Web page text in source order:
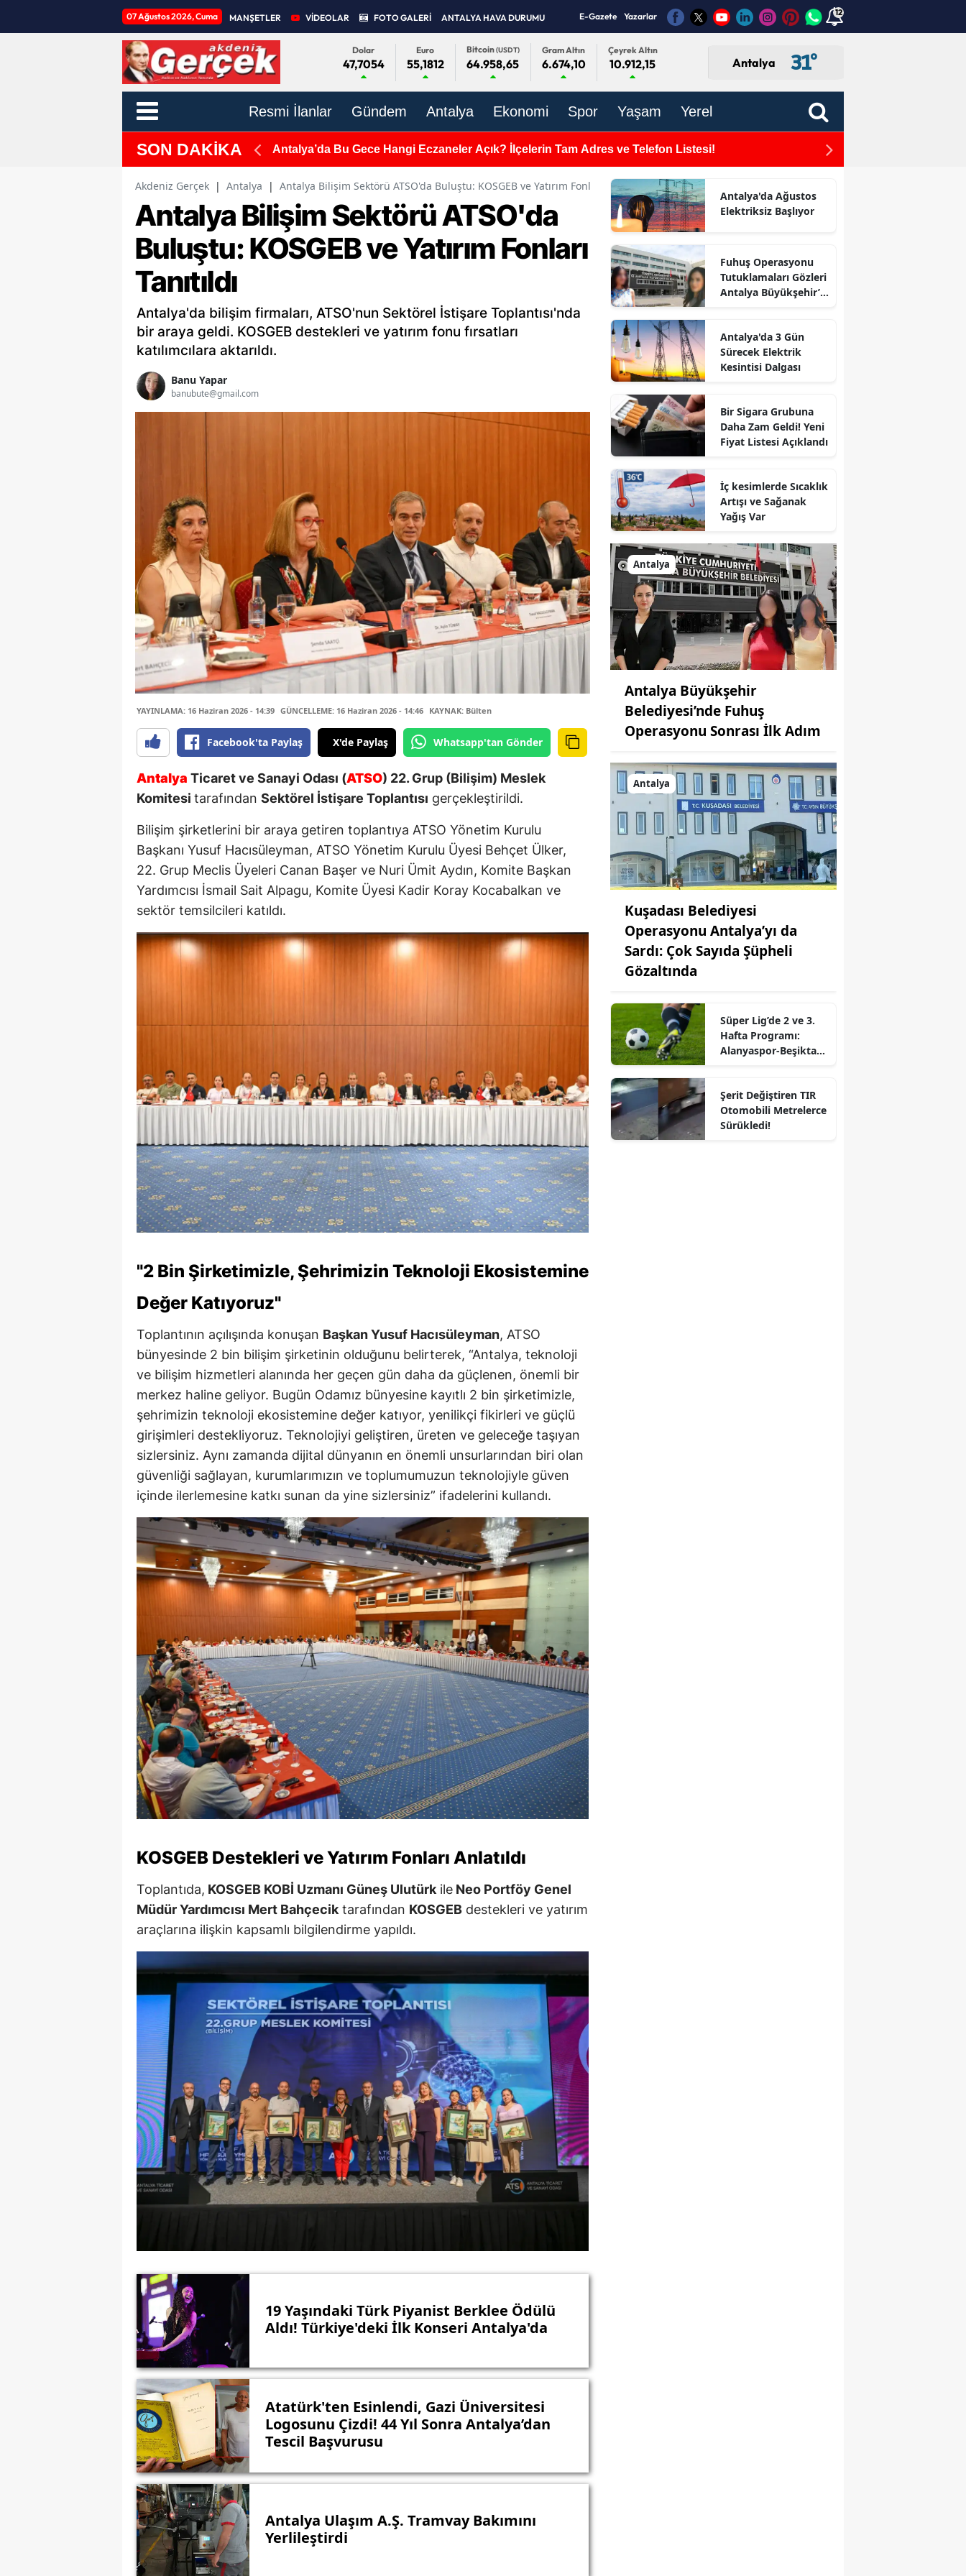
07 Ağustos 2026, Cuma MANŞETLER VİDEOLAR FOTO GALERİ ANTALYA HAVA DURUMU E-Gazete Yazarlar 12
Dolar
47,7054
Euro
55,1812
Bitcoin(USDT)
64.958,65
Gram Altın
6.674,10
Çeyrek Altın
10.912,15 Antalya 31°
Resmi İlanlar Gündem Antalya Ekonomi Spor Yaşam Yerel
SON DAKİKA Antalya’da Bu Gece Hangi Eczaneler Açık? İlçelerin Tam Adres ve Telefon Listesi! Antalya Büyükşehir
Akdeniz Gerçek | Antalya | Antalya Bilişim Sektörü ATSO'da Buluştu: KOSGEB ve Yatırım Fonları Tanıtıldı
Antalya Bilişim Sektörü ATSO'da
Buluştu: KOSGEB ve Yatırım Fonları
Tanıtıldı
Antalya'da bilişim firmaları, ATSO'nun Sektörel İstişare Toplantısı'nda
bir araya geldi. KOSGEB destekleri ve yatırım fonu fırsatları
katılımcılara aktarıldı.
Banu Yapar
banubute@gmail.com
YAYINLAMA: 16 Haziran 2026 - 14:39 GÜNCELLEME: 16 Haziran 2026 - 14:46 KAYNAK: Bülten
Facebook'ta Paylaş X'de Paylaş Whatsapp'tan Gönder
Antalya Ticaret ve Sanayi Odası (ATSO) 22. Grup (Bilişim) Meslek
Komitesi tarafından Sektörel İstişare Toplantısı gerçekleştirildi.
Bilişim şirketlerini bir araya getiren toplantıya ATSO Yönetim Kurulu
Başkanı Yusuf Hacısüleyman, ATSO Yönetim Kurulu Üyesi Behçet Ülker,
22. Grup Meclis Üyeleri Canan Başer ve Nuri Ümit Aydın, Komite Başkan
Yardımcısı İsmail Sait Alpagu, Komite Üyesi Kadir Koray Kocabalkan ve
sektör temsilcileri katıldı.
"2 Bin Şirketimizle, Şehrimizin Teknoloji Ekosistemine
Değer Katıyoruz"
Toplantının açılışında konuşan Başkan Yusuf Hacısüleyman, ATSO
bünyesinde 2 bin bilişim şirketinin olduğunu belirterek, “Antalya, teknoloji
ve bilişim hizmetleri alanında her geçen gün daha da güçlenen, önemli bir
merkez haline geliyor. Bugün Odamız bünyesine kayıtlı 2 bin şirketimizle,
şehrimizin teknoloji ekosistemine değer katıyor, yenilikçi fikirleri ve güçlü
girişimleri destekliyoruz. Teknolojiyi geliştiren, üreten ve geleceğe taşıyan
sizlersiniz. Aynı zamanda dijital dünyanın en önemli unsurlarından biri olan
güvenliği sağlayan, kurumlarımızın ve toplumumuzun teknolojiyle güven
içinde ilerlemesine katkı sunan da yine sizlersiniz” ifadelerini kullandı.
KOSGEB Destekleri ve Yatırım Fonları Anlatıldı
Toplantıda, KOSGEB KOBİ Uzmanı Güneş Ulutürk ile Neo Portföy Genel
Müdür Yardımcısı Mert Bahçecik tarafından KOSGEB destekleri ve yatırım
araçlarına ilişkin kapsamlı bilgilendirme yapıldı.
19 Yaşındaki Türk Piyanist Berklee Ödülü
Aldı! Türkiye'deki İlk Konseri Antalya'da
Atatürk'ten Esinlendi, Gazi Üniversitesi
Logosunu Çizdi! 44 Yıl Sonra Antalya’dan
Tescil Başvurusu
Antalya Ulaşım A.Ş. Tramvay Bakımını
Yerlileştirdi
Antalya'da Ağustos
Elektriksiz Başlıyor
Fuhuş Operasyonu
Tutuklamaları Gözleri
Antalya Büyükşehir’e
Antalya'da 3 Gün
Sürecek Elektrik
Kesintisi Dalgası
Bir Sigara Grubuna
Daha Zam Geldi! Yeni
Fiyat Listesi Açıklandı
İç kesimlerde Sıcaklık
Artışı ve Sağanak
Yağış Var
Antalya
Antalya Büyükşehir
Belediyesi’nde Fuhuş
Operasyonu Sonrası İlk Adım
Antalya
Kuşadası Belediyesi
Operasyonu Antalya’yı da
Sardı: Çok Sayıda Şüpheli
Gözaltında
Süper Lig’de 2 ve 3.
Hafta Programı:
Alanyaspor-Beşiktaş
Şerit Değiştiren TIR
Otomobili Metrelerce
Sürükledi!